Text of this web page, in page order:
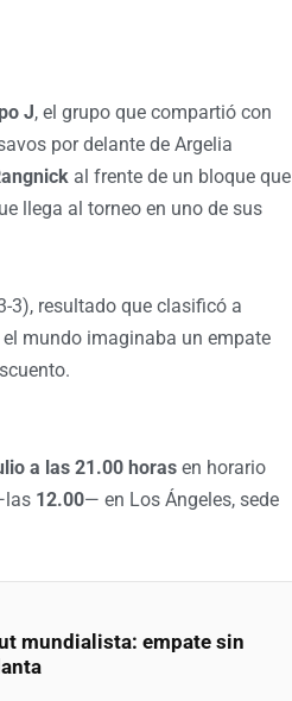
J, el grupo que compartió con
por delante de Argelia
al frente de un bloque que
llega al torneo en uno de sus
3), resultado que clasificó a
mundo imaginaba un empate
a las 21.00 horas en horario
12.00— en Los Ángeles, sede
mundialista: empate sin